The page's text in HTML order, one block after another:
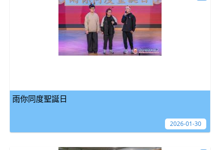
雨你同度聖誕日
2026-01-30